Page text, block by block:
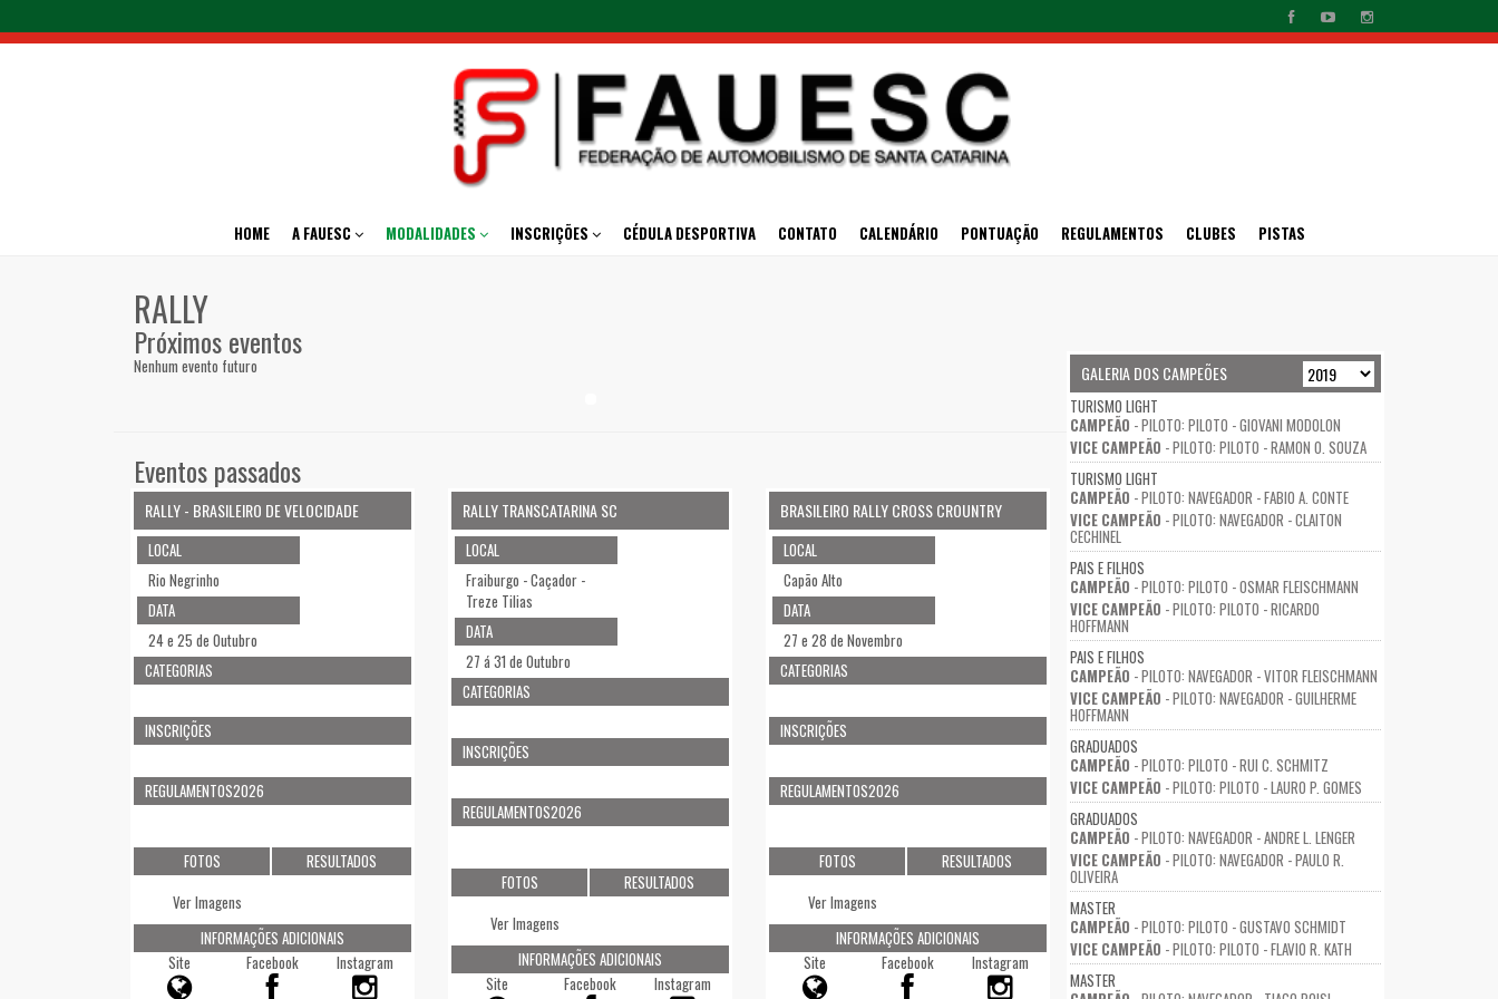
HOME A FAUESC MODALIDADES INSCRIÇÕES CÉDULA DESPORTIVA CONTATO CALENDÁRIO PONTUAÇÃO REGULAMENTOS CLUBES PISTAS
RALLY
Próximos eventos
Nenhum evento futuro
Eventos passados
RALLY - BRASILEIRO DE VELOCIDADE
LOCAL
Rio Negrinho
DATA
24 e 25 de Outubro
CATEGORIAS
INSCRIÇÕES
REGULAMENTOS2026
FOTOS
Ver Imagens
RESULTADOS
INFORMAÇÕES ADICIONAIS
Site
Facebook Instagram
RALLY TRANSCATARINA SC
LOCAL
Fraiburgo - Caçador -
Treze Tilias
DATA
27 á 31 de Outubro
CATEGORIAS
INSCRIÇÕES
REGULAMENTOS2026
FOTOS
Ver Imagens
RESULTADOS
INFORMAÇÕES ADICIONAIS
Site
Facebook Instagram
BRASILEIRO RALLY CROSS CROUNTRY
LOCAL
Capão Alto
DATA
27 e 28 de Novembro
CATEGORIAS
INSCRIÇÕES
REGULAMENTOS2026
FOTOS
Ver Imagens
RESULTADOS
INFORMAÇÕES ADICIONAIS
Site
Facebook Instagram
GALERIA DOS CAMPEÕES
TURISMO LIGHT
CAMPEÃO - PILOTO: PILOTO - GIOVANI MODOLON
VICE CAMPEÃO - PILOTO: PILOTO - RAMON O. SOUZA
TURISMO LIGHT
CAMPEÃO - PILOTO: NAVEGADOR - FABIO A. CONTE
VICE CAMPEÃO - PILOTO: NAVEGADOR - CLAITON
CECHINEL
PAIS E FILHOS
CAMPEÃO - PILOTO: PILOTO - OSMAR FLEISCHMANN
VICE CAMPEÃO - PILOTO: PILOTO - RICARDO
HOFFMANN
PAIS E FILHOS
CAMPEÃO - PILOTO: NAVEGADOR - VITOR FLEISCHMANN
VICE CAMPEÃO - PILOTO: NAVEGADOR - GUILHERME
HOFFMANN
GRADUADOS
CAMPEÃO - PILOTO: PILOTO - RUI C. SCHMITZ
VICE CAMPEÃO - PILOTO: PILOTO - LAURO P. GOMES
GRADUADOS
CAMPEÃO - PILOTO: NAVEGADOR - ANDRE L. LENGER
VICE CAMPEÃO - PILOTO: NAVEGADOR - PAULO R.
OLIVEIRA
MASTER
CAMPEÃO - PILOTO: PILOTO - GUSTAVO SCHMIDT
VICE CAMPEÃO - PILOTO: PILOTO - FLAVIO R. KATH
MASTER